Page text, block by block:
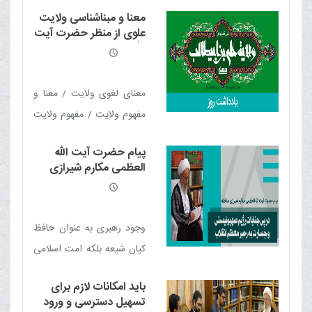
انقلاب را با اتحاد و استقامت
تا پیروزی نهایی ادامه دهند.
معنا و مبناشناسی ولایت
علوی از منظر حضرت آیت
الله العظمی مکارم شیرازی
معنای لغوی ولایت / معنا و
مفهوم ولايت / مفهوم ولایت
ولایت در اسلام / گونه
شناسی ولايت در قرآن
پیام حضرت آیت الله
العظمی مکارم شیرازی
دامت برکاته در پی
انقلاب
وجود رهبری به عنوان حافظ
کیان شیعه بلکه امت اسلامی
ماست و هیچ مسلمان صالح
باید امکانات لازم برای
تسهیل دسترسی و ورود